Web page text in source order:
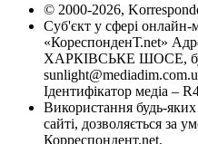
© 2000-2026,
Суб'єкт у сфері онлайн-
«КореспонденТ.net»
ХАРКІВСЬКЕ ШОСЕ,
Ідентифікатор медіа –
Використання будь-
сайті, дозволяється за
Корреспондент.net.